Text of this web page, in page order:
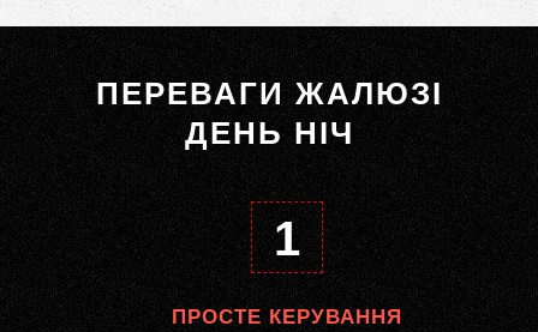
ПЕРЕВАГИ ЖАЛЮЗІ
ДЕНЬ НІЧ
1
ПРОСТЕ КЕРУВАННЯ